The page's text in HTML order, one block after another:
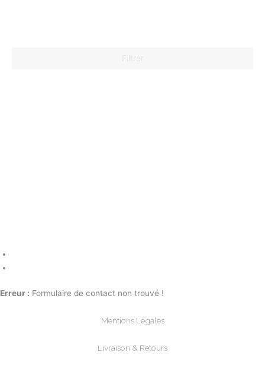
Erreur : Formulaire de contact non trouvé !
Mentions Légales
Livraison & Retours